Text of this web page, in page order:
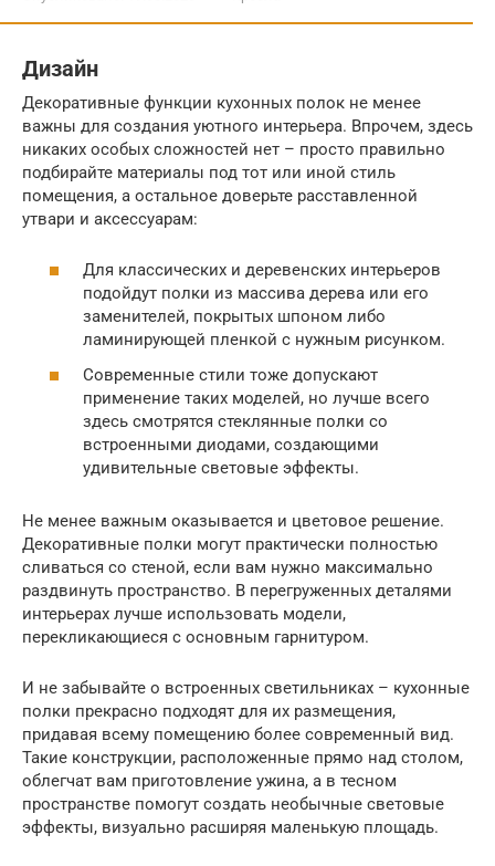
Дизайн
Декоративные функции кухонных полок не менее
важны для создания уютного интерьера. Впрочем, здесь
никаких особых сложностей нет – просто правильно
подбирайте материалы под тот или иной стиль
помещения, а остальное доверьте расставленной
утвари и аксессуарам:
Для классических и деревенских интерьеров
подойдут полки из массива дерева или его
заменителей, покрытых шпоном либо
ламинирующей пленкой с нужным рисунком.
Современные стили тоже допускают
применение таких моделей, но лучше всего
здесь смотрятся стеклянные полки со
встроенными диодами, создающими
удивительные световые эффекты.
Не менее важным оказывается и цветовое решение.
Декоративные полки могут практически полностью
сливаться со стеной, если вам нужно максимально
раздвинуть пространство. В перегруженных деталями
интерьерах лучше использовать модели,
перекликающиеся с основным гарнитуром.
И не забывайте о встроенных светильниках – кухонные
полки прекрасно подходят для их размещения,
придавая всему помещению более современный вид.
Такие конструкции, расположенные прямо над столом,
облегчат вам приготовление ужина, а в тесном
пространстве помогут создать необычные световые
эффекты, визуально расширяя маленькую площадь.